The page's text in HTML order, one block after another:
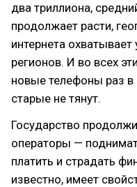
два триллиона,
продолжает расти,
интернета
регионов. И во всех
новые телефоны раз в
старые не тянут.
Государство
операторы —
платить и страдать
известно, имеет